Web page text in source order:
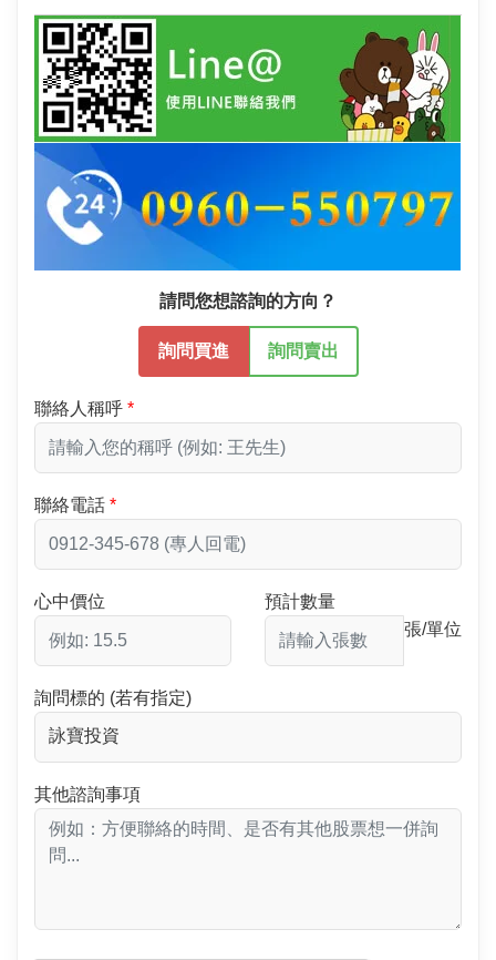
請問您想諮詢的方向？
詢問買進 詢問賣出
聯絡人稱呼
聯絡電話
心中價位
預計數量
張/單位
詢問標的 (若有指定)
其他諮詢事項